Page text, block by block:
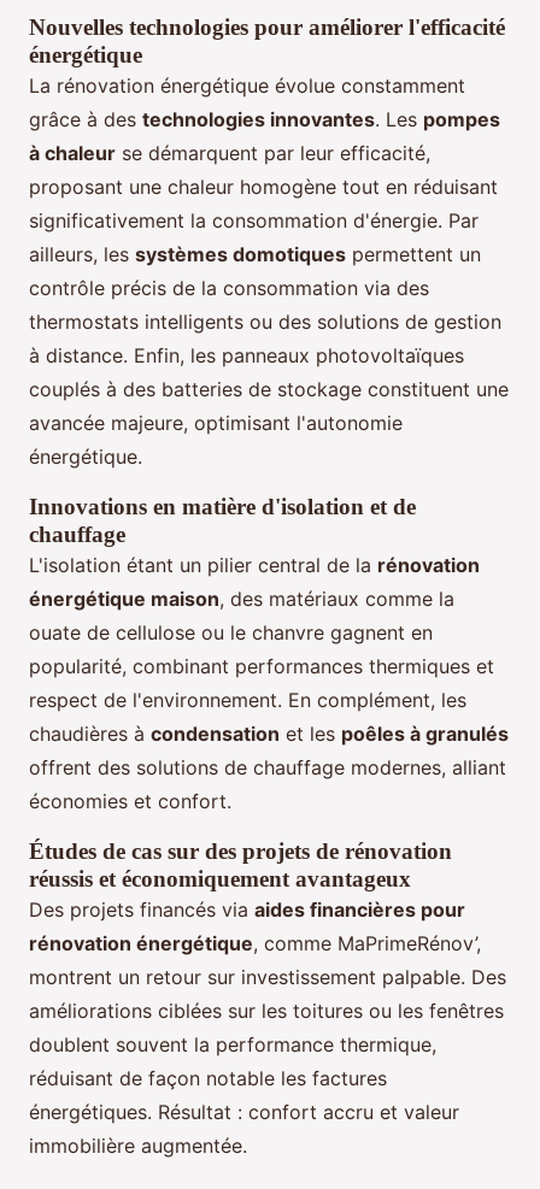
Nouvelles technologies pour améliorer l'efficacité
énergétique
La rénovation énergétique évolue constamment
grâce à des technologies innovantes. Les pompes
à chaleur se démarquent par leur efficacité,
proposant une chaleur homogène tout en réduisant
significativement la consommation d'énergie. Par
ailleurs, les systèmes domotiques permettent un
contrôle précis de la consommation via des
thermostats intelligents ou des solutions de gestion
à distance. Enfin, les panneaux photovoltaïques
couplés à des batteries de stockage constituent une
avancée majeure, optimisant l'autonomie
énergétique.
Innovations en matière d'isolation et de
chauffage
L'isolation étant un pilier central de la rénovation
énergétique maison, des matériaux comme la
ouate de cellulose ou le chanvre gagnent en
popularité, combinant performances thermiques et
respect de l'environnement. En complément, les
chaudières à condensation et les poêles à granulés
offrent des solutions de chauffage modernes, alliant
économies et confort.
Études de cas sur des projets de rénovation
réussis et économiquement avantageux
Des projets financés via aides financières pour
rénovation énergétique, comme MaPrimeRénov’,
montrent un retour sur investissement palpable. Des
améliorations ciblées sur les toitures ou les fenêtres
doublent souvent la performance thermique,
réduisant de façon notable les factures
énergétiques. Résultat : confort accru et valeur
immobilière augmentée.